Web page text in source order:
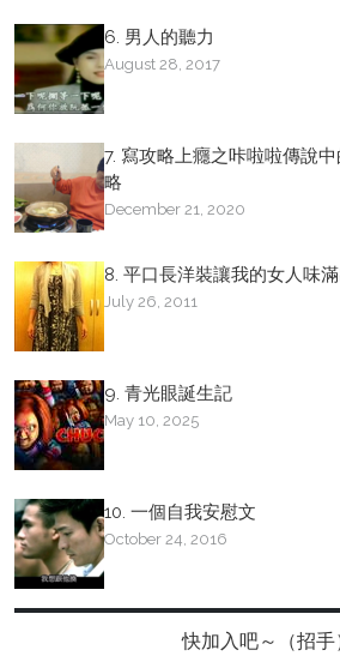
6. 男人的聽力
August 28, 2017
7. 寫攻略上癮之咔啦啦傳說
略
December 21, 2020
8. 平口長洋裝讓我的女人味
July 26, 2011
9. 青光眼誕生記
May 10, 2025
10. 一個自我安慰文
October 24, 2016
快加入吧～（招手